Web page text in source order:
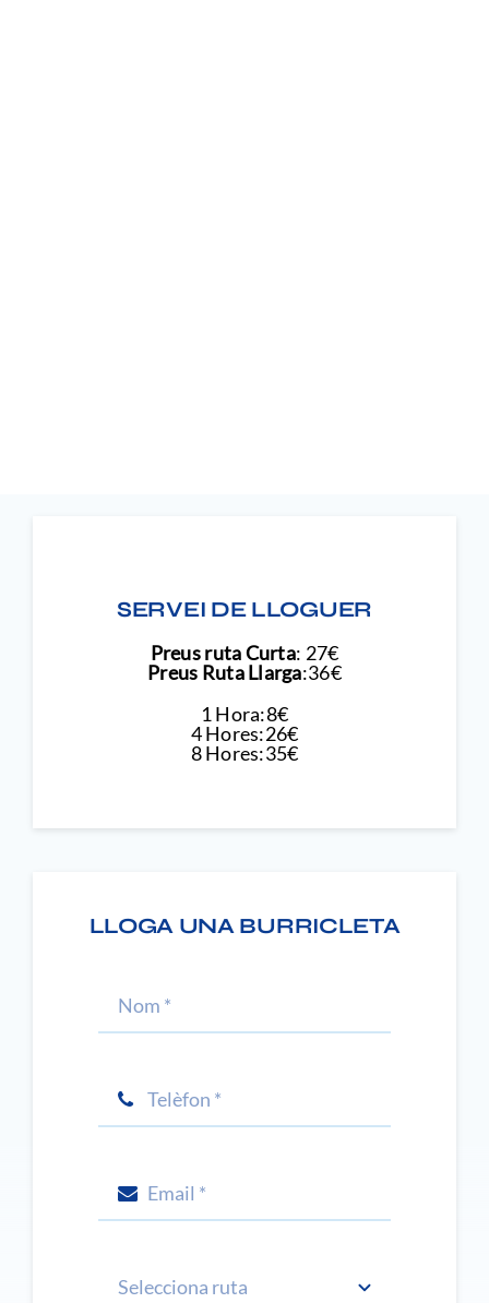
SERVEI DE LLOGUER
Preus ruta Curta: 27€
Preus Ruta Llarga:36€
1 Hora:8€
4 Hores:26€
8 Hores:35€
LLOGA UNA BURRICLETA